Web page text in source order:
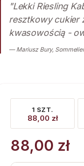
"Lekki Riesling
resztkowy cukier
kwasowością -
— Mariusz Bury,
1 SZT.
88,00 zł
88,00 zł